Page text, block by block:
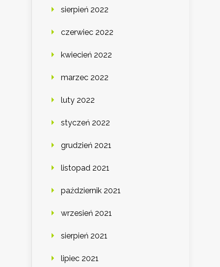
sierpień 2022
czerwiec 2022
kwiecień 2022
marzec 2022
luty 2022
styczeń 2022
grudzień 2021
listopad 2021
październik 2021
wrzesień 2021
sierpień 2021
lipiec 2021